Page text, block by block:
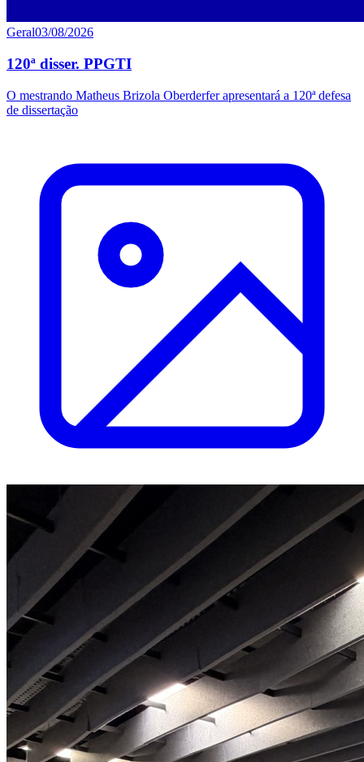
Geral03/08/2026
120ª disser. PPGTI
O mestrando Matheus Brizola Oberderfer apresentará a 120ª defesa
de dissertação